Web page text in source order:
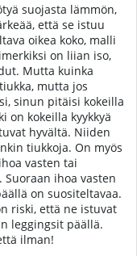
suojasta lämmön,
että se istuu
oikea koko, malli
on liian iso,
Mutta kuinka
mutta jos
sinun pitäisi kokeilla
on kokeilla kyykkyä
hyvältä. Niiden
tiukkoja. On myös
vasten tai
ihoa vasten
on suositeltavaa.
riski, että ne istuvat
leggingsit päällä.
ilman!